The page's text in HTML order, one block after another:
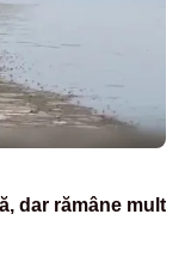
dar rămâne mult